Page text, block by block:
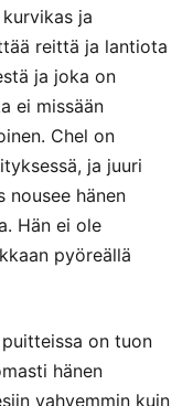
ja
reittä ja lantiota
ja joka on
ei missään
Chel on
ja juuri
nousee hänen
Hän ei ole
pyöreällä
on tuon
hänen
vahvemmin kuin